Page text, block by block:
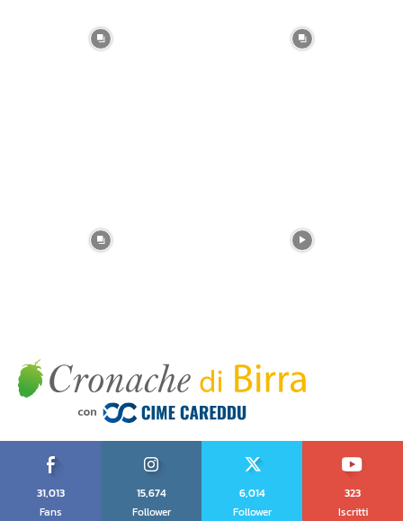
31,013
Fans
15,674
Follower
6,014
Follower
323
Iscritti